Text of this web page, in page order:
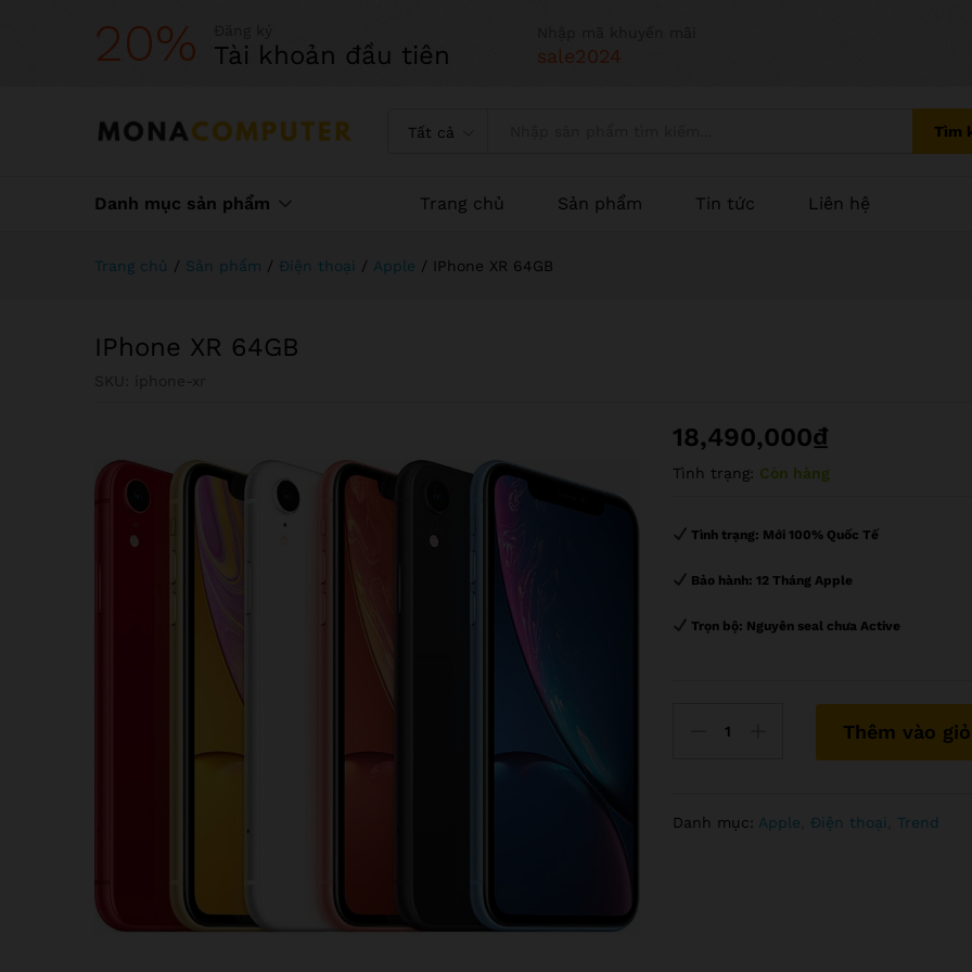
20% Tài khoản đầu tiên sale2024
Tất cả Tìm
Danh mục sản phẩm Trang chủ Sản phẩm Tin tức Liên hệ
Trang chủ / Sản phẩm / Điện thoại / Apple / IPhone XR 64GB
IPhone XR 64GB
18,490,000₫
Tình trạng: Còn hàng
Tình trạng: Mới 100% Quốc Tế
Bảo hành: 12 Tháng Apple
Trọn bộ: Nguyên seal chưa Active
Thêm vào
Danh mục: Apple Điện thoại Trend